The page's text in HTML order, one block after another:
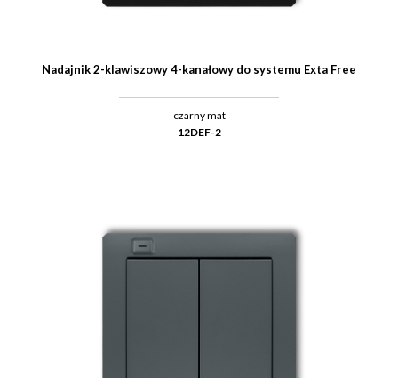
Nadajnik 2-klawiszowy 4-kanałowy do systemu Exta Free
czarny mat
12DEF-2